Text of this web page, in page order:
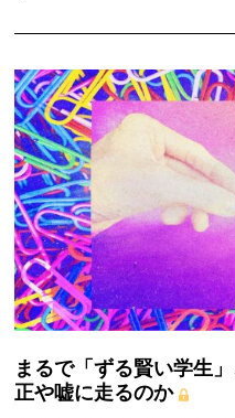
まるで「ずる賢い学生」
正や嘘に走るのか